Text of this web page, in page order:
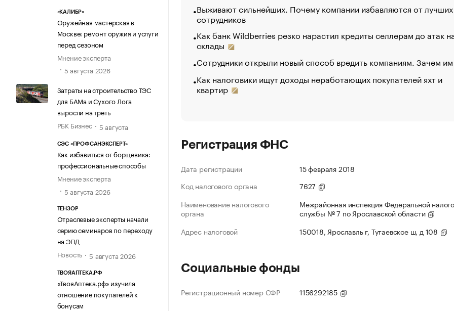
«КАЛИБР»
Оружейная мастерская в
Москве: ремонт оружия и услуги
перед сезоном
Мнение эксперта
5 августа 2026
Затраты на строительство ТЭС
для БАМа и Сухого Лога
выросли на треть
РБК Бизнес
5 августа
СЭС «ПРОФСАНЭКСПЕРТ»
Как избавиться от борщевика:
профессиональные способы
Мнение эксперта
5 августа 2026
ТЕНЗОР
Отраслевые эксперты начали
серию семинаров по переходу
на ЭПД
Новость
5 августа 2026
ТВОЯАПТЕКА.РФ
«ТвояАптека.рф» изучила
отношение покупателей к
бонусам
Выживают сильнейших. Почему компании избавляются от лучших
сотрудников
Как банк Wildberries резко нарастил кредиты селлерам до атак
склады
Сотрудники открыли новый способ вредить компаниям. Зачем
Как налоговики ищут доходы неработающих покупателей яхт и
квартир
Регистрация ФНС
Дата регистрации
15 февраля 2018
Код налогового органа
7627
Наименование налогового
органа
Межрайонная инспекция Федеральной
службы № 7 по Ярославской области
Адрес налоговой
150018, Ярославль г, Тутаевское ш, д 108
Социальные фонды
Регистрационный номер СФР 1156292185